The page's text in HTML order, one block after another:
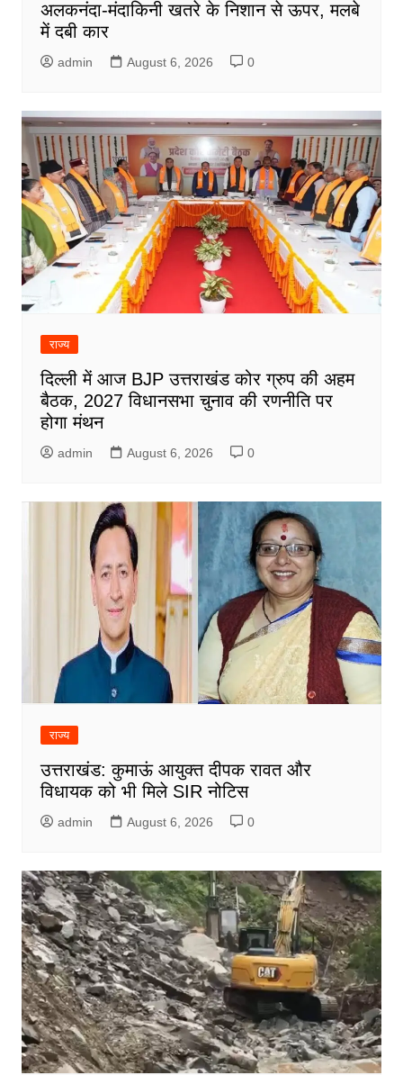
अलकनंदा-मंदाकिनी खतरे के निशान से ऊपर, मलबे
में दबी कार
admin August 6, 2026 0
राज्य
दिल्ली में आज BJP उत्तराखंड कोर ग्रुप की अहम
बैठक, 2027 विधानसभा चुनाव की रणनीति पर
होगा मंथन
admin August 6, 2026 0
राज्य
उत्तराखंड: कुमाऊं आयुक्त दीपक रावत और
विधायक को भी मिले SIR नोटिस
admin August 6, 2026 0